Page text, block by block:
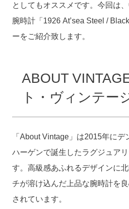
としてもオススメです。今回は
腕時計「1926 At’sea Steel /
ーをご紹介致します。
ABOUT
ト・ヴィンテー
「About Vintage」は2015年に
ハーゲンで誕生したラグジュア
す。高級感あふれるデザインに
チが溶け込んだ上品な腕時計を
されています。